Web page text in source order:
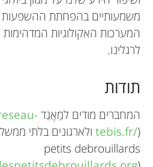
משמעותיים בהפחתת ההשפעות
המערכות האקולוגיות
לרגלינו.
תודות
המחברים מודים למַאֲגַד TEBIS (
tebis.fr/
petits debrouillards